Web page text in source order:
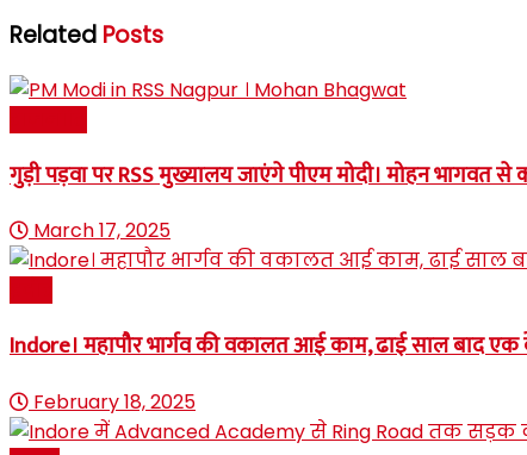
Related Posts
गुड़ी पड़वा पर RSS मुख्यालय जाएंगे पीएम मोदी। मोहन भागवत
March 17, 2025
Indore। महापौर भार्गव की वकालत आई काम, ढाई साल बाद
February 18, 2025